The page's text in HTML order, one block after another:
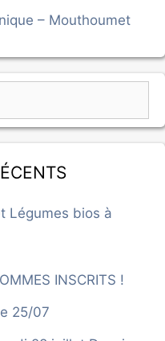
– Mouthoumet
Légumes bios à
INSCRITS !
25/07